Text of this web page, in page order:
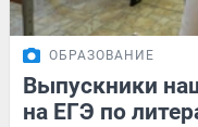
ОБРАЗОВАНИЕ
Выпускники
на ЕГЭ по